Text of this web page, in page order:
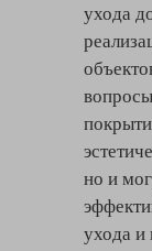
ухода
но и
ухода и